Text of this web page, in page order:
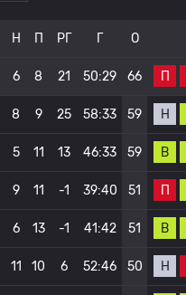
Н П РГ Г О
6 8 21 50:29 66 П
8 9 25 58:33 59 Н
5 11 13 46:33 59 В
9 11 -1 39:40 51 П
6 13 -1 41:42 51 В
11 10 6 52:46 50 Н